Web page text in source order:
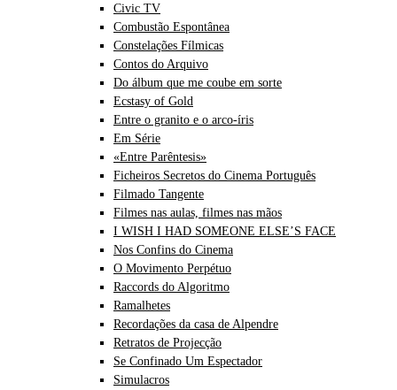
Civic TV
Combustão Espontânea
Constelações Fílmicas
Contos do Arquivo
Do álbum que me coube em sorte
Ecstasy of Gold
Entre o granito e o arco-íris
Em Série
«Entre Parêntesis»
Ficheiros Secretos do Cinema Português
Filmado Tangente
Filmes nas aulas, filmes nas mãos
I WISH I HAD SOMEONE ELSE’S FACE
Nos Confins do Cinema
O Movimento Perpétuo
Raccords do Algoritmo
Ramalhetes
Recordações da casa de Alpendre
Retratos de Projecção
Se Confinado Um Espectador
Simulacros